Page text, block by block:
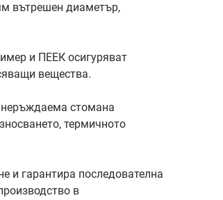
вътрешен диаметър,
и ПЕЕК осигуряват
вещества.
неръждаема стомана
термичното
и гарантира последователна
в